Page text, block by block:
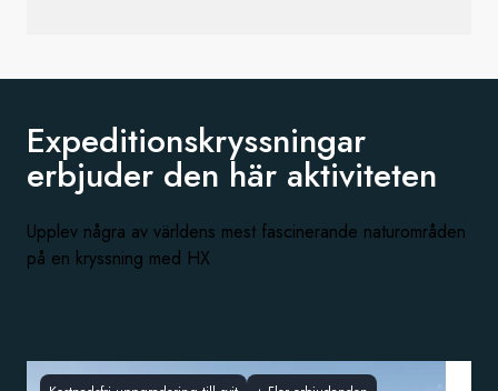
Expeditionskryssningar
erbjuder den här aktiviteten
Upplev några av världens mest fascinerande naturområden
på en kryssning med HX